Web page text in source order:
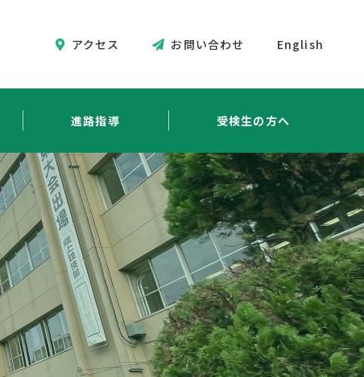
進路指導 受検生の方へ
アクセス お問い合わせ English